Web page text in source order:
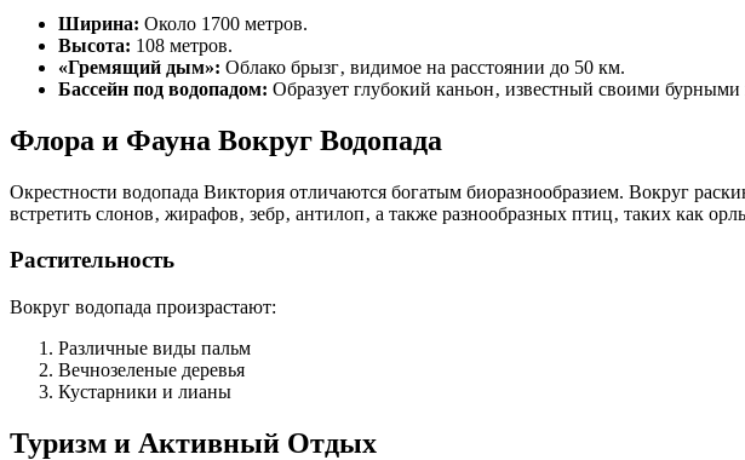
Ширина: Около 1700 метров.
Высота: 108 метров.
«Гремящий дым»: Облако брызг‚ видимое на расстоянии до 50 км.
Бассейн под водопадом: Образует глубокий каньон‚ известный своими бурными
Флора и Фауна Вокруг Водопада
Окрестности водопада Виктория отличаются богатым биоразнообразием. Вокруг
встретить слонов‚ жирафов‚ зебр‚ антилоп‚ а также разнообразных птиц‚ таких как
Растительность
Вокруг водопада произрастают:
Различные виды пальм
Вечнозеленые деревья
Кустарники и лианы
Туризм и Активный Отдых